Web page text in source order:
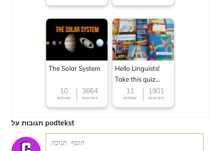
The Solar System
10
שאלות
3664
ניסיונות
Hello Linguists!
Take this quiz
now!11
שאלות
1901
ניסיונות
תגובות על podtekst